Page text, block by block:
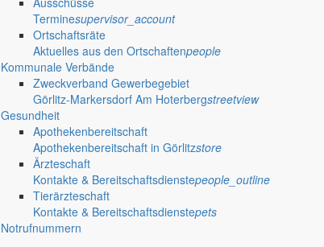
Terminesupervisor_account
Ortschaftsräte
Aktuelles aus den Ortschaftenpeople
Kommunale Verbände
Zweckverband Gewerbegebiet
Görlitz-Markersdorf Am Hoterbergstreetview
Gesundheit
Apothekenbereitschaft
Apothekenbereitschaft in Görlitzstore
Ärzteschaft
Kontakte & Bereitschaftsdienstepeople_outline
Tierärzteschaft
Kontakte & Bereitschaftsdienstepets
Notrufnummern